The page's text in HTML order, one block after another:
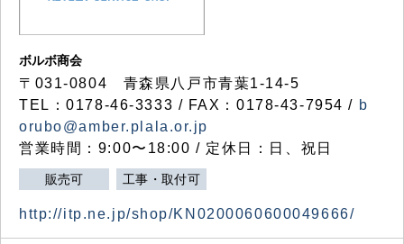
ボルボ商会
〒031-0804 青森県八戸市青葉1-14-5
TEL：0178-46-3333 / FAX：0178-43-7954 / b
orubo@amber.plala.or.jp
営業時間：9:00〜18:00 / 定休日：日、祝日
販売可 工事・取付可
http://itp.ne.jp/shop/KN0200060600049666/